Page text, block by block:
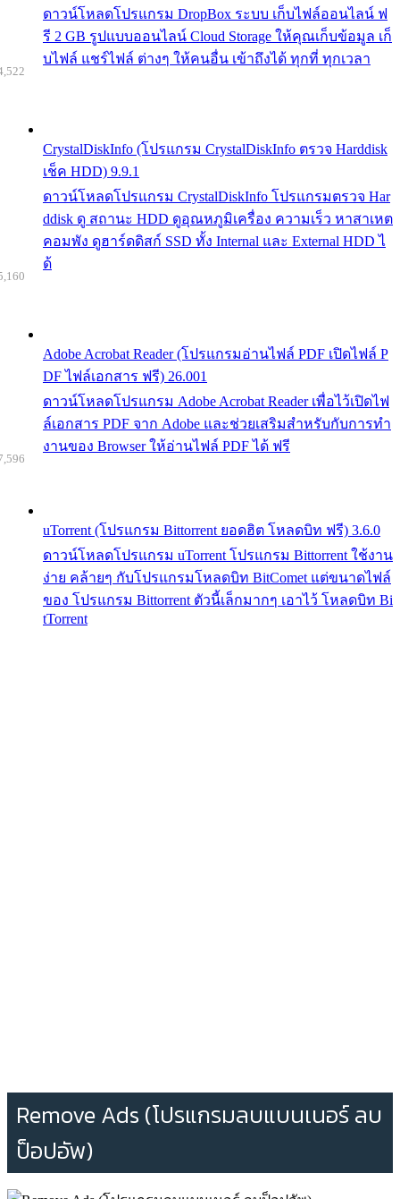
ดาวน์โหลดโปรแกรม DropBox ระบบ เก็บไฟล์ออนไลน์ ฟ
รี 2 GB รูปแบบออนไลน์ Cloud Storage ให้คุณเก็บข้อมูล เก็
บไฟล์ แชร์ไฟล์ ต่างๆ ให้คนอื่น เข้าถึงได้ ทุกที่ ทุกเวลา
CrystalDiskInfo (โปรแกรม CrystalDiskInfo ตรวจ Harddisk
เช็ค HDD) 9.9.1
ดาวน์โหลดโปรแกรม CrystalDiskInfo โปรแกรมตรวจ Har
ddisk ดู สถานะ HDD ดูอุณหภูมิเครื่อง ความเร็ว หาสาเหต
คอมพัง ดูฮาร์ดดิสก์ SSD ทั้ง Internal และ External HDD ไ
ด้
Adobe Acrobat Reader (โปรแกรมอ่านไฟล์ PDF เปิดไฟล์ P
DF ไฟล์เอกสาร ฟรี) 26.001
ดาวน์โหลดโปรแกรม Adobe Acrobat Reader เพื่อไว้เปิดไฟ
ล์เอกสาร PDF จาก Adobe และช่วยเสริมสำหรับกับการทำ
งานของ Browser ให้อ่านไฟล์ PDF ได้ ฟรี
uTorrent (โปรแกรม Bittorrent ยอดฮิต โหลดบิท ฟรี) 3.6.0
ดาวน์โหลดโปรแกรม uTorrent โปรแกรม Bittorrent ใช้งาน
ง่าย คล้ายๆ กับโปรแกรมโหลดบิท BitComet แต่ขนาดไฟล์
ของ โปรแกรม Bittorrent ตัวนี้เล็กมากๆ เอาไว้ โหลดบิท Bi
tTorrent
Remove Ads (โปรแกรมลบแบนเนอร์ ลบ
ป็อปอัพ)